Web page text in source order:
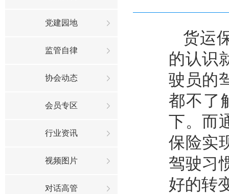
党建园地
监管自律
协会动态
会员专区
行业资讯
视频图片
对话高管
货运
的认识
驶员的
都不了
下。而
保险实
驾驶习
好的转